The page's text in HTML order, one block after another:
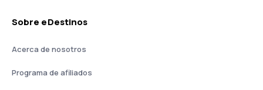
Sobre eDestinos
Acerca de nosotros
Programa de afiliados